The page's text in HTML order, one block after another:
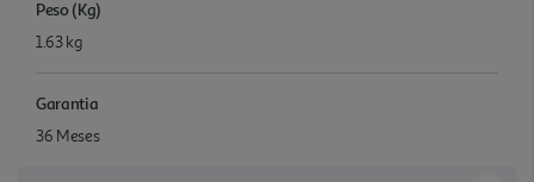
Peso (Kg)
1.63 kg
Garantia
36 Meses